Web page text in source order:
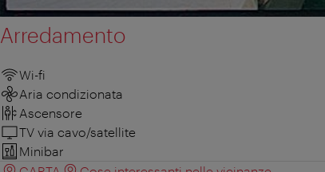
Arredamento
Wi-fi
Aria condizionata
Ascensore
TV via cavo/satellite
Minibar